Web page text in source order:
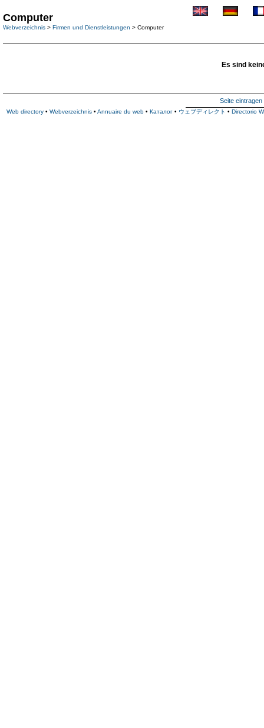
Computer
Webverzeichnis > Firmen und Dienstleistungen > Computer
Es sind
Seite eintragen
Web directory • Webverzeichnis • Annuaire du web • Каталог • ウェブディレクト • Directorio